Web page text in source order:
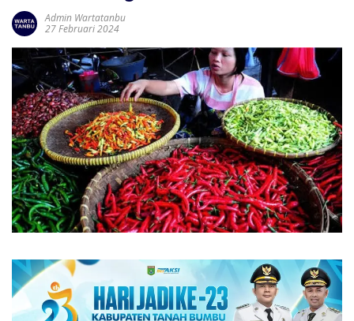
Admin Wartatanbu
27 Februari 2024